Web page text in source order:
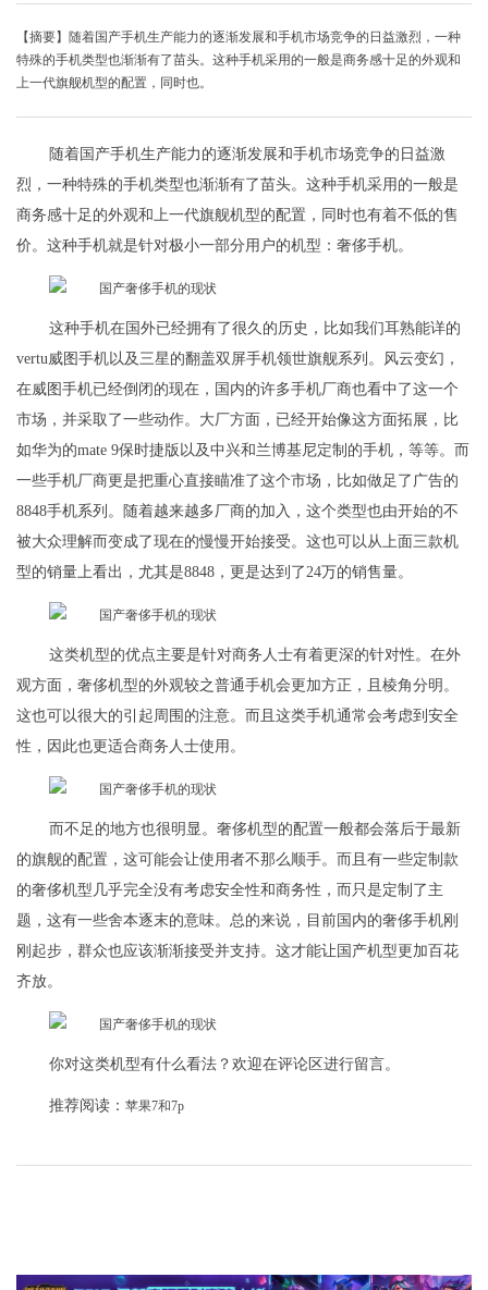
【摘要】随着国产手机生产能力的逐渐发展和手机市场竞争的日益激烈，一种
特殊的手机类型也渐渐有了苗头。这种手机采用的一般是商务感十足的外观和
上一代旗舰机型的配置，同时也。
随着国产手机生产能力的逐渐发展和手机市场竞争的日益激
烈，一种特殊的手机类型也渐渐有了苗头。这种手机采用的一般是
商务感十足的外观和上一代旗舰机型的配置，同时也有着不低的售
价。这种手机就是针对极小一部分用户的机型：奢侈手机。
这种手机在国外已经拥有了很久的历史，比如我们耳熟能详的
vertu威图手机以及三星的翻盖双屏手机领世旗舰系列。风云变幻，
在威图手机已经倒闭的现在，国内的许多手机厂商也看中了这一个
市场，并采取了一些动作。大厂方面，已经开始像这方面拓展，比
如华为的mate 9保时捷版以及中兴和兰博基尼定制的手机，等等。而
一些手机厂商更是把重心直接瞄准了这个市场，比如做足了广告的
8848手机系列。随着越来越多厂商的加入，这个类型也由开始的不
被大众理解而变成了现在的慢慢开始接受。这也可以从上面三款机
型的销量上看出，尤其是8848，更是达到了24万的销售量。
这类机型的优点主要是针对商务人士有着更深的针对性。在外
观方面，奢侈机型的外观较之普通手机会更加方正，且棱角分明。
这也可以很大的引起周围的注意。而且这类手机通常会考虑到安全
性，因此也更适合商务人士使用。
而不足的地方也很明显。奢侈机型的配置一般都会落后于最新
的旗舰的配置，这可能会让使用者不那么顺手。而且有一些定制款
的奢侈机型几乎完全没有考虑安全性和商务性，而只是定制了主
题，这有一些舍本逐末的意味。总的来说，目前国内的奢侈手机刚
刚起步，群众也应该渐渐接受并支持。这才能让国产机型更加百花
齐放。
你对这类机型有什么看法？欢迎在评论区进行留言。
推荐阅读： 苹果7和7p